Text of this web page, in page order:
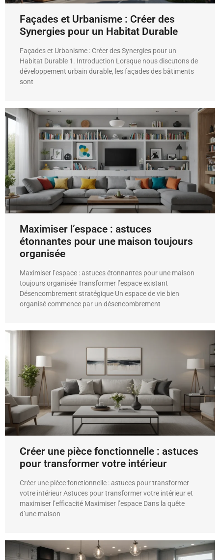
Façades et Urbanisme : Créer des
Synergies pour un Habitat Durable
Façades et Urbanisme : Créer des Synergies pour un
Habitat Durable 1. Introduction Lorsque nous discutons de
développement urbain durable, les façades des bâtiments
sont
Maximiser l’espace : astuces
étonnantes pour une maison toujours
organisée
Maximiser l’espace : astuces étonnantes pour une maison
toujours organisée Transformer l’espace existant
Désencombrement stratégique Un espace de vie bien
organisé commence par un désencombrement
Créer une pièce fonctionnelle : astuces
pour transformer votre intérieur
Créer une pièce fonctionnelle : astuces pour transformer
votre intérieur Astuces pour transformer votre intérieur et
maximiser l’efficacité Maximiser l’espace Dans la quête
d’une maison